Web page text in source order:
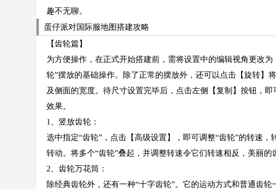
趣不无聊。
蛋仔派对国际服地图搭建攻略
【齿轮篇】
为方便操作，在正式开始搭建前，需将设置中的编辑视角更改
轮”摆放的基础操作。除了正常的摆放外，还可以点击【旋转】
及侧面的宽度。待尺寸设置完毕后，点击左侧【复制】按钮，
效果。
1、竖放齿轮：
选中指定“齿轮”，点击【高级设置】，即可调整“齿轮”的转速
转动。将多个“齿轮”叠起，并调整转速令它们转速相反，美丽的
2、齿轮万花筒：
除经典齿轮外，还有一种“十字齿轮”。它的运动方式和普通齿